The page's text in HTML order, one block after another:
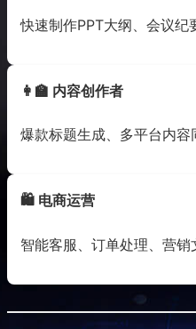
快速制作PPT大纲、会议纪
👩‍🏫 内容创作者
爆款标题生成、多平台内
🛍️ 电商运营
智能客服、订单处理、营销